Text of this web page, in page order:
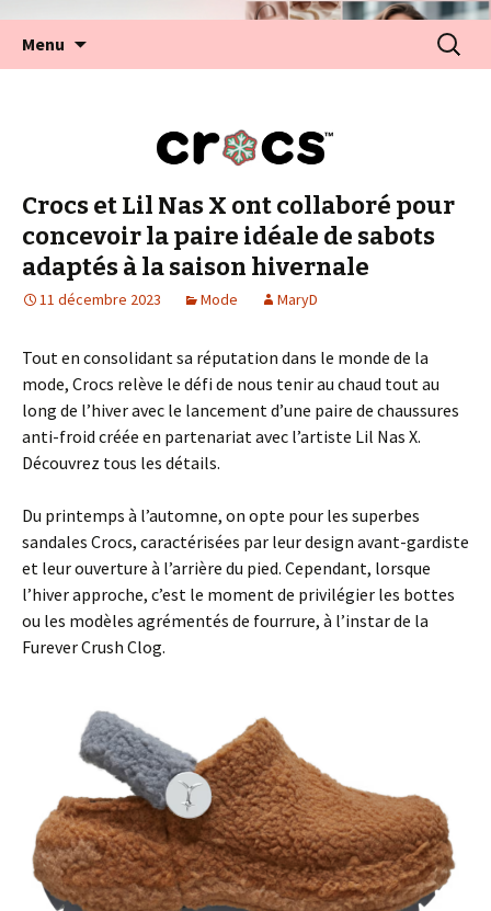
Menu
Crocs et Lil Nas X ont collaboré pour
concevoir la paire idéale de sabots
adaptés à la saison hivernale
11 décembre 2023 Mode MaryD
Tout en consolidant sa réputation dans le monde de la
mode, Crocs relève le défi de nous tenir au chaud tout au
long de l’hiver avec le lancement d’une paire de chaussures
anti-froid créée en partenariat avec l’artiste Lil Nas X.
Découvrez tous les détails.
Du printemps à l’automne, on opte pour les superbes
sandales Crocs, caractérisées par leur design avant-gardiste
et leur ouverture à l’arrière du pied. Cependant, lorsque
l’hiver approche, c’est le moment de privilégier les bottes
ou les modèles agrémentés de fourrure, à l’instar de la
Furever Crush Clog.